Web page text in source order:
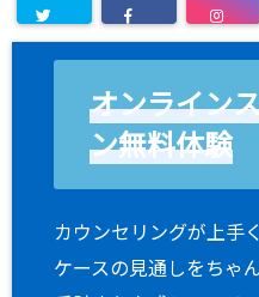
オンライン
ン無料体験
カウンセリングが上手
ケースの見通しをちゃ